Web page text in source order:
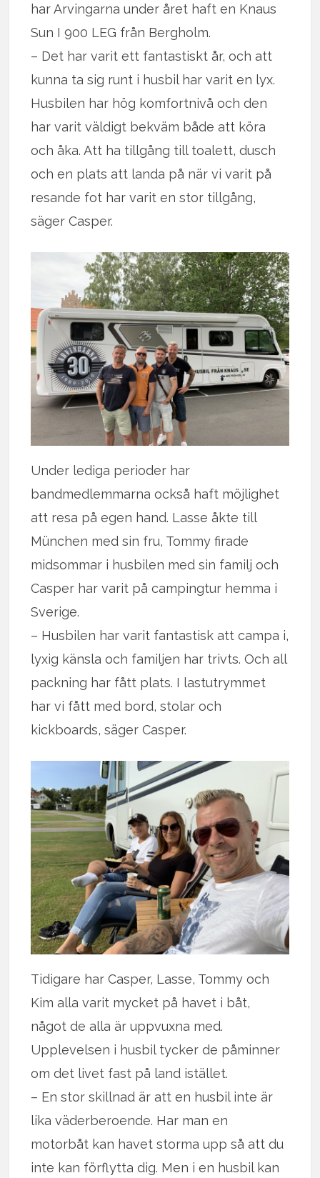
har Arvingarna under året haft en Knaus
Sun I 900 LEG från Bergholm.
– Det har varit ett fantastiskt år, och att
kunna ta sig runt i husbil har varit en lyx.
Husbilen har hög komfortnivå och den
har varit väldigt bekväm både att köra
och åka. Att ha tillgång till toalett, dusch
och en plats att landa på när vi varit på
resande fot har varit en stor tillgång,
säger Casper.
Under lediga perioder har
bandmedlemmarna också haft möjlighet
att resa på egen hand. Lasse åkte till
München med sin fru, Tommy firade
midsommar i husbilen med sin familj och
Casper har varit på campingtur hemma i
Sverige.
– Husbilen har varit fantastisk att campa i,
lyxig känsla och familjen har trivts. Och all
packning har fått plats. I lastutrymmet
har vi fått med bord, stolar och
kickboards, säger Casper.
Tidigare har Casper, Lasse, Tommy och
Kim alla varit mycket på havet i båt,
något de alla är uppvuxna med.
Upplevelsen i husbil tycker de påminner
om det livet fast på land istället.
– En stor skillnad är att en husbil inte är
lika väderberoende. Har man en
motorbåt kan havet storma upp så att du
inte kan förflytta dig. Men i en husbil kan